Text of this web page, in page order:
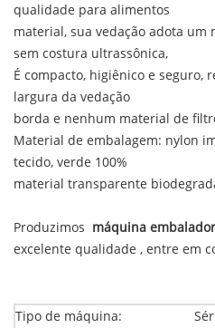
qualidade para alimentos
material, sua vedação adota um
sem costura ultrassônica,
É compacto, higiênico e seguro,
largura da vedação
borda e nenhum material de
Material de embalagem: nylon
tecido, verde 100%
material transparente
Produzimos máquina
excelente qualidade , entre em
Tipo de máquina: